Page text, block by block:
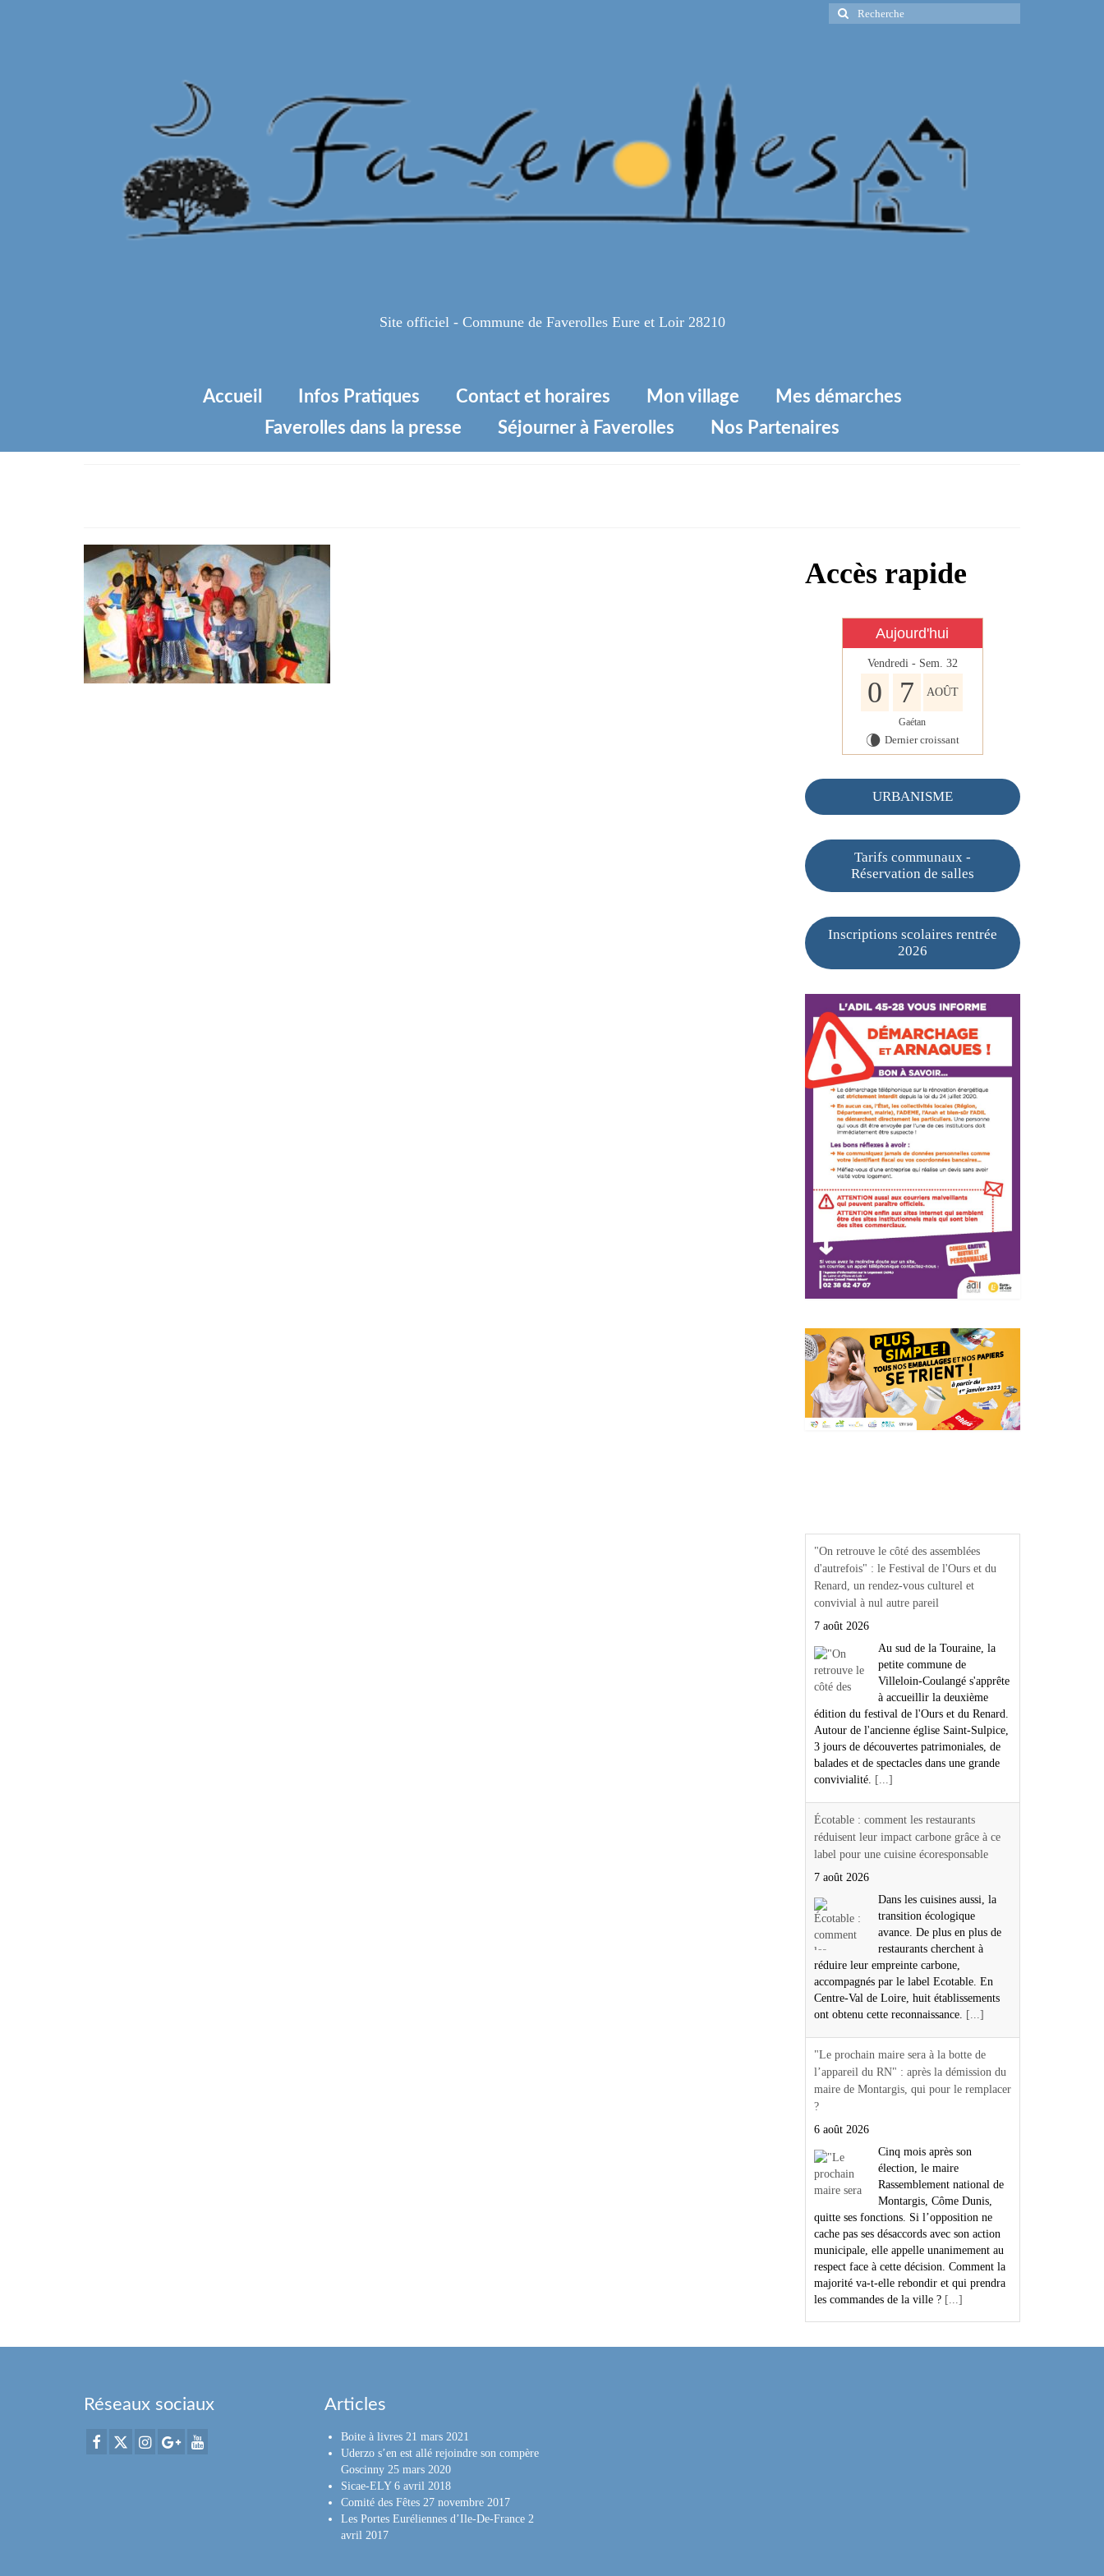
Rechercher
:
Site officiel - Commune de Faverolles Eure et Loir 28210
Accueil Infos Pratiques Contact et horaires Mon village
Mes démarches
Faverolles dans la presse
Séjourner à Faverolles Nos Partenaires
Accès rapide
Aujourd'hui
Vendredi - Sem. 32
0 7 AOÛT
Gaétan
V Dernier croissant
URBANISME
Tarifs communaux -
Réservation de salles
Inscriptions scolaires rentrée
2026
"On retrouve le côté des assemblées
d'autrefois" : le Festival de l'Ours et du
Renard, un rendez-vous culturel et
convivial à nul autre pareil
7 août 2026
Au sud de la Touraine, la
petite commune de
Villeloin-Coulangé s'apprête
à accueillir la deuxième
édition du festival de l'Ours et du Renard.
Autour de l'ancienne église Saint-Sulpice,
3 jours de découvertes patrimoniales, de
balades et de spectacles dans une grande
convivialité.
[...]
Écotable : comment les restaurants
réduisent leur impact carbone grâce à ce
label pour une cuisine écoresponsable
7 août 2026
Dans les cuisines aussi, la
transition écologique
avance. De plus en plus de
restaurants cherchent à
réduire leur empreinte carbone,
accompagnés par le label Ecotable. En
Centre-Val de Loire, huit établissements
ont obtenu cette reconnaissance.
[...]
"Le prochain maire sera à la botte de
l’appareil du RN" : après la démission du
maire de Montargis, qui pour le remplacer
?
6 août 2026
Cinq mois après son
élection, le maire
Rassemblement national de
Montargis, Côme Dunis,
quitte ses fonctions. Si l’opposition ne
cache pas ses désaccords avec son action
municipale, elle appelle unanimement au
respect face à cette décision. Comment la
majorité va-t-elle rebondir et qui prendra
les commandes de la ville ? [...]
Réseaux sociaux Articles
Boite à livres 21 mars 2021
Uderzo s’en est allé rejoindre son compère
Goscinny 25 mars 2020
Sicae-ELY 6 avril 2018
Comité des Fêtes 27 novembre 2017
Les Portes Euréliennes d’Ile-De-France 2
avril 2017